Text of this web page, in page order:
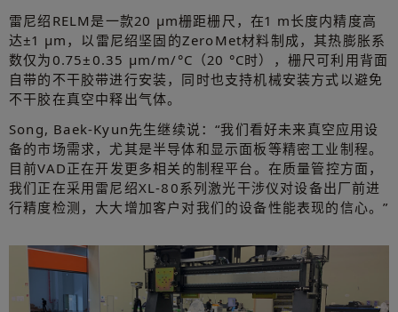
雷尼绍RELM是一款20 μm栅距栅尺，在1 m长度内精度高
达±1 μm，以雷尼绍坚固的ZeroMet材料制成，其热膨胀系
数仅为0.75±0.35 μm/m/°C（20 °C时），栅尺可利用背面
自带的不干胶带进行安装，同时也支持机械安装方式以避免
不干胶在真空中释出气体。
Song, Baek-Kyun先生继续说：“我们看好未来真空应用设
备的市场需求，尤其是半导体和显示面板等精密工业制程。
目前VAD正在开发更多相关的制程平台。在质量管控方面，
我们正在采用雷尼绍XL-80系列激光干涉仪对设备出厂前进
行精度检测，大大增加客户对我们的设备性能表现的信心。”